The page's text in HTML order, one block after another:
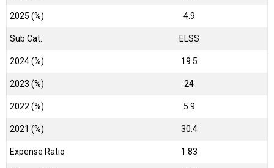
2025 (%) 4.9
Sub Cat. ELSS
2024 (%) 19.5
2023 (%) 24
2022 (%) 5.9
2021 (%) 30.4
Expense Ratio 1.83